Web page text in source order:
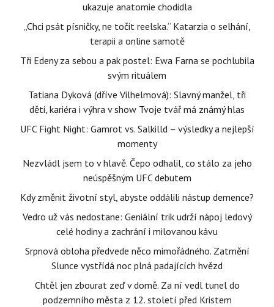
ukazuje anatomie chodidla
„Chci psát písničky, ne točit reelska.“ Katarzia o selhání,
terapii a online samotě
Tři Edeny za sebou a pak postel: Ewa Farna se pochlubila
svým rituálem
Tatiana Dyková (dříve Vilhelmová): Slavný manžel, tři
děti, kariéra i výhra v show Tvoje tvář má známý hlas
UFC Fight Night: Gamrot vs. Salkilld – výsledky a nejlepší
momenty
Nezvládl jsem to v hlavě. Čepo odhalil, co stálo za jeho
neúspěšným UFC debutem
Kdy změnit životní styl, abyste oddálili nástup demence?
Vedro už vás nedostane: Geniální trik udrží nápoj ledový
celé hodiny a zachrání i milovanou kávu
Srpnová obloha předvede něco mimořádného. Zatmění
Slunce vystřídá noc plná padajících hvězd
Chtěl jen zbourat zeď v domě. Za ní vedl tunel do
podzemního města z 12. století před Kristem